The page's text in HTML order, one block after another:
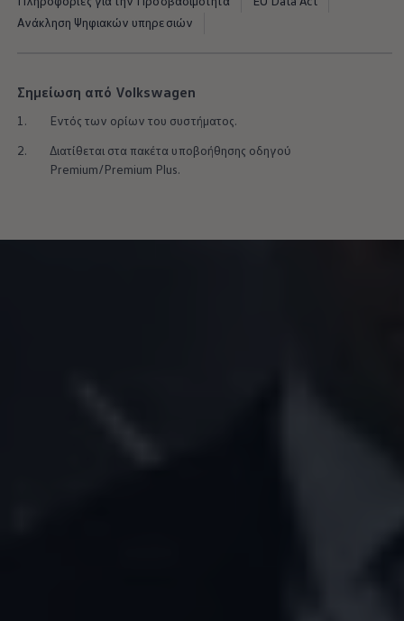
Ανάκληση Ψηφιακών υπηρεσιών
Σημείωση από Volkswagen
1.
Εντός των ορίων του συστήματος.
2.
Διατίθεται στα πακέτα υποβοήθησης οδηγού
Premium/Premium Plus.